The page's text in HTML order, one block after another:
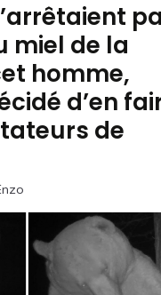
miel de la
homme,
d’en
de